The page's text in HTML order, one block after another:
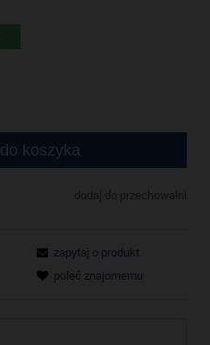
do koszyka
dodaj do przechowalni
zapytaj o produkt
poleć znajomemu